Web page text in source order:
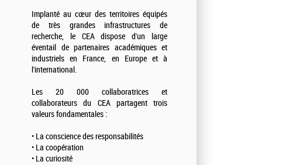
Implanté au cœur des territoires équipés
de très grandes infrastructures de
recherche, le CEA dispose d'un large
éventail de partenaires académiques et
industriels en France, en Europe et à
l'international.
Les 20 000 collaboratrices et
collaborateurs du CEA partagent trois
valeurs fondamentales :
• La conscience des responsabilités
• La coopération
• La curiosité